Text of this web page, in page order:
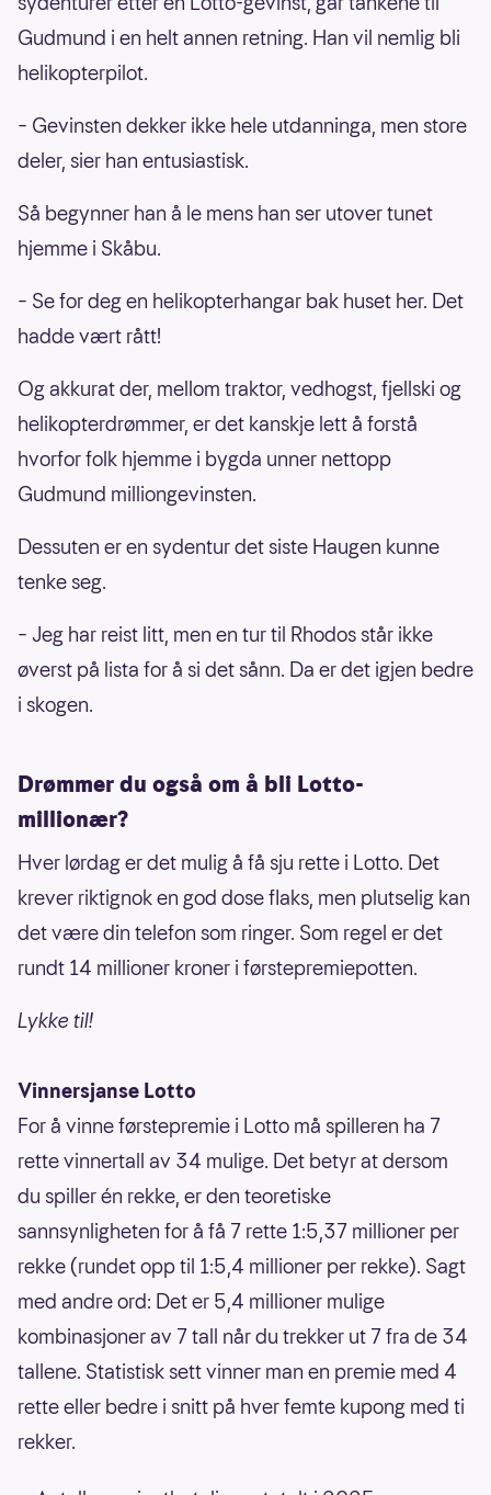
Gudmund i en helt annen retning. Han vil nemlig bli
helikopterpilot.
– Gevinsten dekker ikke hele utdanninga, men store
deler, sier han entusiastisk.
Så begynner han å le mens han ser utover tunet
hjemme i Skåbu.
– Se for deg en helikopterhangar bak huset her. Det
hadde vært rått!
Og akkurat der, mellom traktor, vedhogst, fjellski og
helikopterdrømmer, er det kanskje lett å forstå
hvorfor folk hjemme i bygda unner nettopp
Gudmund milliongevinsten.
Dessuten er en sydentur det siste Haugen kunne
tenke seg.
– Jeg har reist litt, men en tur til Rhodos står ikke
øverst på lista for å si det sånn. Da er det igjen bedre
i skogen.
Drømmer du også om å bli Lotto-
millionær?
Hver lørdag er det mulig å få sju rette i Lotto. Det
krever riktignok en god dose flaks, men plutselig kan
det være din telefon som ringer. Som regel er det
rundt 14 millioner kroner i førstepremiepotten.
Lykke til!
Vinnersjanse Lotto
For å vinne førstepremie i Lotto må spilleren ha 7
rette vinnertall av 34 mulige. Det betyr at dersom
du spiller én rekke, er den teoretiske
sannsynligheten for å få 7 rette 1:5,37 millioner per
rekke (rundet opp til 1:5,4 millioner per rekke). Sagt
med andre ord: Det er 5,4 millioner mulige
kombinasjoner av 7 tall når du trekker ut 7 fra de 34
tallene. Statistisk sett vinner man en premie med 4
rette eller bedre i snitt på hver femte kupong med ti
rekker.